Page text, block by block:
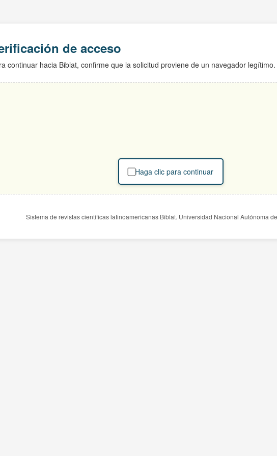
de acceso
continuar hacia Biblat, confirme que la solicitud proviene de un navegador legítimo.
Haga clic para continuar
Sistema de revistas científicas latinoamericanas Biblat. Universidad Nacional Autónoma